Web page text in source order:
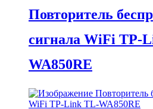
Повторитель
сигнала WiFi TP-
WA850RE